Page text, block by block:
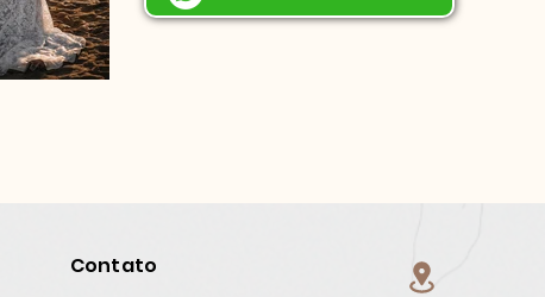
Contato